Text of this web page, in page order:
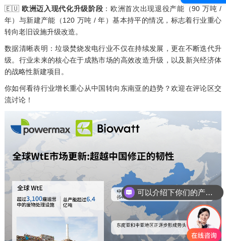
🇪🇺 欧洲迈入现代化升级阶段 ：欧洲首次出现退役产能（90 万吨 /
年）与新建产能（120 万吨 / 年）基本持平的情况，标志着行业重心
转向老旧设施升级改造。
数据清晰表明：垃圾焚烧发电行业不仅在持续发展，更在不断迭代升
级。行业未来的核心在于成熟市场的高效改造升级，以及新兴经济体
的战略性新建项目。
你如何看待行业增长重心从中国转向东南亚的趋势？欢迎在评论区交
流讨论！
可以介绍下你们的产品么